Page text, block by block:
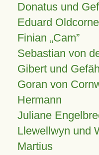
Donatus und
Eduard Oldcorne
Finian Cam
Sebastian von
Gibert und
Goran von
Hermann
Juliane
Llewellwyn und
Martius